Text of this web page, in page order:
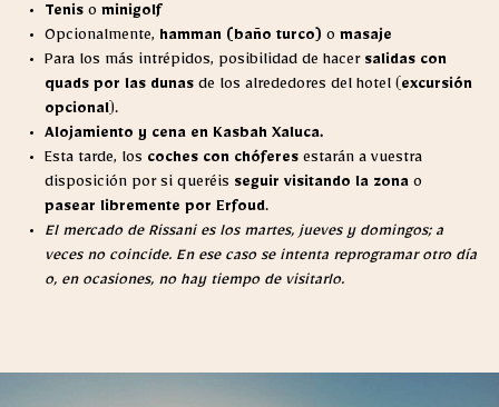
Tenis o minigolf
Opcionalmente, hamman (baño turco) o masaje
Para los más intrépidos, posibilidad de hacer salidas con
quads por las dunas de los alrededores del hotel (excursión
opcional).
Alojamiento y cena en Kasbah Xaluca.
Esta tarde, los coches con chóferes estarán a vuestra
disposición por si queréis seguir visitando la zona o
pasear libremente por Erfoud.
El mercado de Rissani es los martes, jueves y domingos; a
veces no coincide. En ese caso se intenta reprogramar otro día
o, en ocasiones, no hay tiempo de visitarlo.